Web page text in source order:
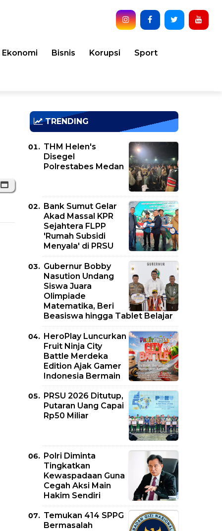
Ekonomi Bisnis Korupsi Sport
TRENDING
THM Helen's
Disegel
Polrestabes Medan
Bank Sumut Gelar
Akad Massal KPR
Sejahtera FLPP
'Rumah Subsidi
Menyala' di PRSU
Gubernur Bobby
Nasution Undang
Siswa Juara
Olimpiade
Matematika, Beri
Beasiswa hingga Tablet Belajar
HeroPlay Luncurkan
Fruit Ninja City
Battle Merdeka
Edition Ajak Gamer
Indonesia Bermain
PRSU 2026 Ditutup,
Putaran Uang Capai
Rp50 Miliar
Polri Diminta
Tingkatkan
Kewaspadaan Guna
Cegah Aksi Main
Hakim Sendiri
Temukan 414 SPPG
Bermasalah